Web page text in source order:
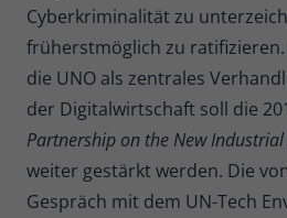
Cyberkriminalität zu
früherstmöglich zu ratifizieren.
die UNO als zentrales
der Digitalwirtschaft soll die
Partnership on the New Industrial
weiter gestärkt werden. Die
Gespräch mit dem UN-Tech